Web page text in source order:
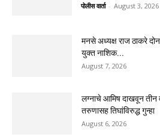
पोलीस वार्ता - August 3, 2026
मनसे अध्यक्ष राज ठाकरे
युक्त नाशिक...
August 7, 2026
लग्नाचे आमिष दाखवून तीन
तरुणासह तिघांविरुद्ध गुन्हा
August 6, 2026